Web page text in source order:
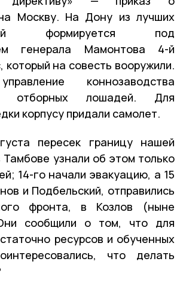
Москву. На Дону из лучших
формируется под
генерала Мамонтова 4-й
который на совесть вооружили.
коннозаводства
отборных лошадей. Для
корпусу придали самолет.
пересек границу нашей
Тамбове узнали об этом только
14-го начали эвакуацию, а 15
и Подбельский, отправились
фронта, в Козлов (ныне
сообщили о том, что для
ресурсов и обученных
что делать